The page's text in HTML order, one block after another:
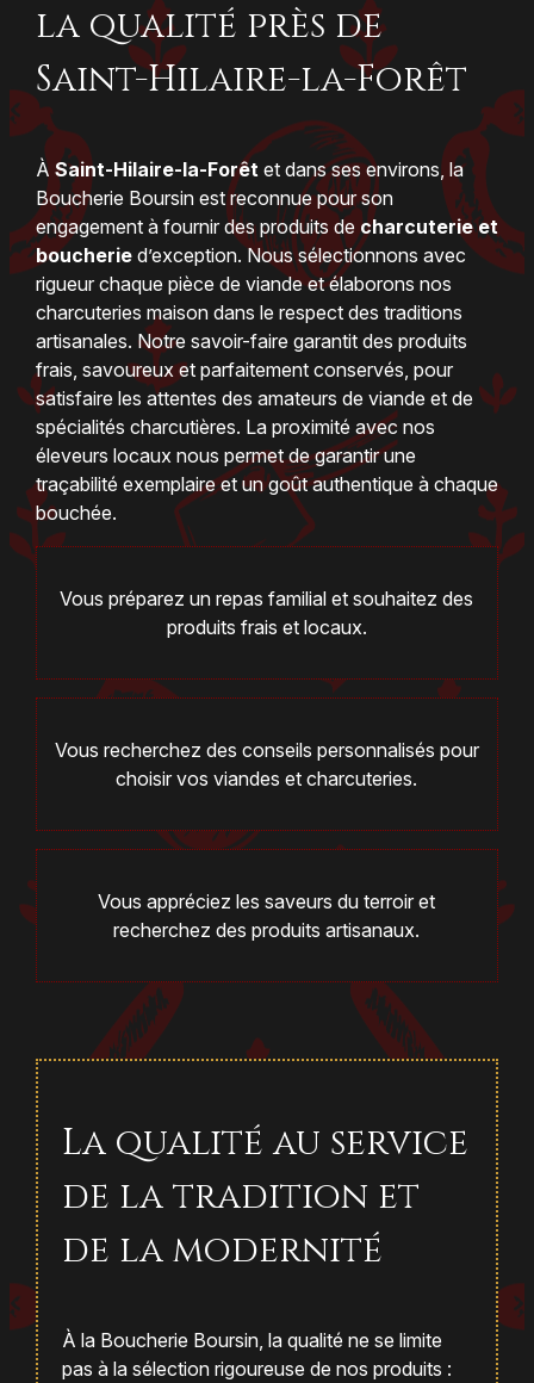
la qualité près de
Saint-Hilaire-la-Forêt
À Saint-Hilaire-la-Forêt et dans ses environs, la
Boucherie Boursin est reconnue pour son
engagement à fournir des produits de charcuterie et
boucheried’exception. Nous sélectionnons avec
rigueur chaque pièce de viande et élaborons nos
charcuteries maison dans le respect des traditions
artisanales. Notre savoir-faire garantit des produits
frais, savoureux et parfaitement conservés, pour
satisfaire les attentes des amateurs de viande et de
spécialités charcutières. La proximité avec nos
éleveurs locaux nous permet de garantir une
traçabilité exemplaire et un goût authentique à chaque
bouchée.
Vous préparez un repas familial et souhaitez des
produits frais et locaux.
Vous recherchez des conseils personnalisés pour
choisir vos viandes et charcuteries.
Vous appréciez les saveurs du terroir et
recherchez des produits artisanaux.
La qualité au service
de la tradition et
de la modernité
À la Boucherie Boursin, la qualité ne se limite
pas à la sélection rigoureuse de nos produits :